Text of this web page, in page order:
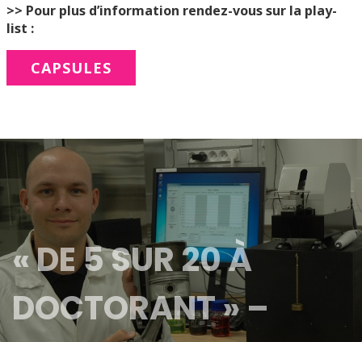
>> Pour plus d’information rendez-vous sur la play-
list :
CAPSULES
« DE 5 SUR 20 À
DOCTORANT » –